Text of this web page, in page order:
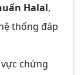
Halal,
thống đáp
chứng